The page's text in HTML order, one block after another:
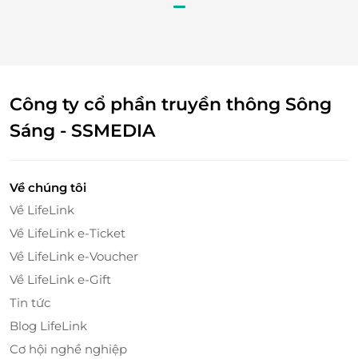
tận hưởng ẩm thực Nhật Bản đẳng cấp cùng người
thân và bạn bè! Liên hệ hotline của LifeLink để được
tư vấn chi tiết.
Công ty cổ phần truyền thông Sông
Sáng - SSMEDIA
Về chúng tôi
Về LifeLink
Về LifeLink e-Ticket
Về LifeLink e-Voucher
Về LifeLink e-Gift
Tin tức
Blog LifeLink
Cơ hội nghề nghiệp